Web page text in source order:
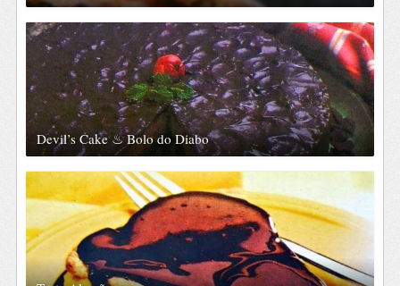
Devil’s Cake ♨ Bolo do Diabo